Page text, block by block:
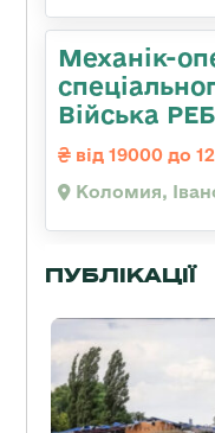
Механік-
Війська
від 19000 до
Коломия,
ПУБЛІКАЦІЇ